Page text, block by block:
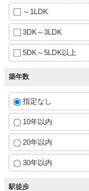
～1LDK
3DK～3LDK
5DK～5LDK以上
築年数
指定なし
10年以内
20年以内
30年以内
駅徒歩